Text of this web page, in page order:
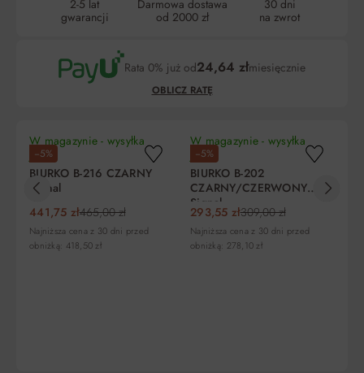
2-5 lat
gwarancji
Darmowa dostawa
od 2000 zł
30 dni
na zwrot
Rata 0% już od24,64 złmiesięcznie
OBLICZ RATĘ
Liczba
rat
RRSO Do
zapłaty
5
0% 369,55 zł
−5%
W magazynie - wysyłka
jutro!
BIURKO B-216 CZARNY
Signal
441,75 zł465,00 zł
Najniższa cena z 30 dni przed
obniżką: 418,50 zł
−5%
W magazynie - wysyłka
jutro!
BIURKO B-202
CZARNY/CZERWONY
Signal
293,55 zł309,00 zł
Najniższa cena z 30 dni przed
obniżką: 278,10 zł